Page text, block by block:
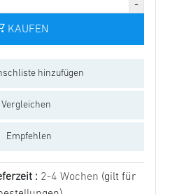
KAUFEN
hinzufügen
Vergleichen
Empfehlen
: 2-4 Wochen (gilt für